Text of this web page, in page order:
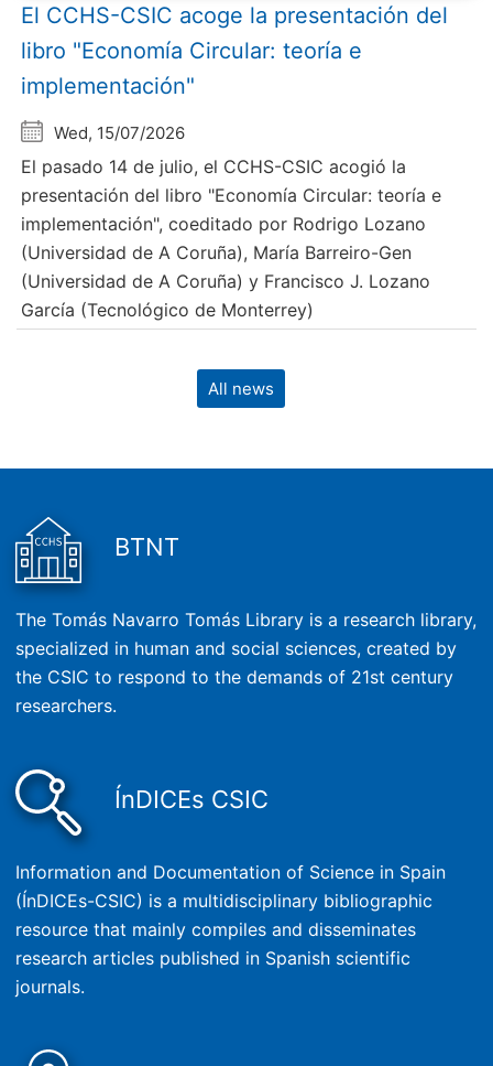
El CCHS-CSIC acoge la presentación del
libro "Economía Circular: teoría e
implementación"
Wed, 15/07/2026
El pasado 14 de julio, el CCHS-CSIC acogió la
presentación del libro "Economía Circular: teoría e
implementación", coeditado por Rodrigo Lozano
(Universidad de A Coruña), María Barreiro-Gen
(Universidad de A Coruña) y Francisco J. Lozano
García (Tecnológico de Monterrey)
All news
BTNT
The Tomás Navarro Tomás Library is a research library,
specialized in human and social sciences, created by
the CSIC to respond to the demands of 21st century
researchers.
ÍnDICEs CSIC
Information and Documentation of Science in Spain
(ÍnDICEs-CSIC) is a multidisciplinary bibliographic
resource that mainly compiles and disseminates
research articles published in Spanish scientific
journals.